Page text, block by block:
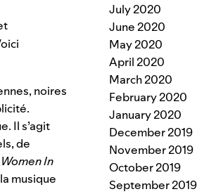
noires
Il s’agit
de
Women In
musique
July 2020
June 2020
May 2020
April 2020
March 2020
February 2020
January 2020
December 2019
November 2019
October 2019
September 2019